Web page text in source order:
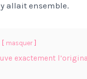
allait ensemble.
masquer
exactement